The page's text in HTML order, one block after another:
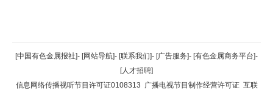
返回顶部
返回首页
[中国有色金属报社]- [网站导航]- [联系我们]- [广告服务]- [有色金属商务平台]-
[人才招聘]
信息网络传播视听节目许可证0108313 广播电视节目制作经营许可证 互联